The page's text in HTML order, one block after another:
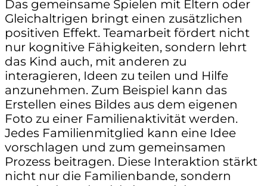
Das gemeinsame Spielen mit Eltern oder
Gleichaltrigen bringt einen zusätzlichen
positiven Effekt. Teamarbeit fördert nicht
nur kognitive Fähigkeiten, sondern lehrt
das Kind auch, mit anderen zu
interagieren, Ideen zu teilen und Hilfe
anzunehmen. Zum Beispiel kann das
Erstellen eines Bildes aus dem eigenen
Foto zu einer Familienaktivität werden.
Jedes Familienmitglied kann eine Idee
vorschlagen und zum gemeinsamen
Prozess beitragen. Diese Interaktion stärkt
nicht nur die Familienbande, sondern